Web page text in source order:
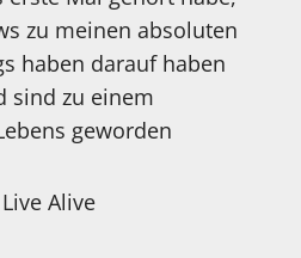
zu meinen absoluten
haben darauf haben
sind zu einem
geworden
Alive